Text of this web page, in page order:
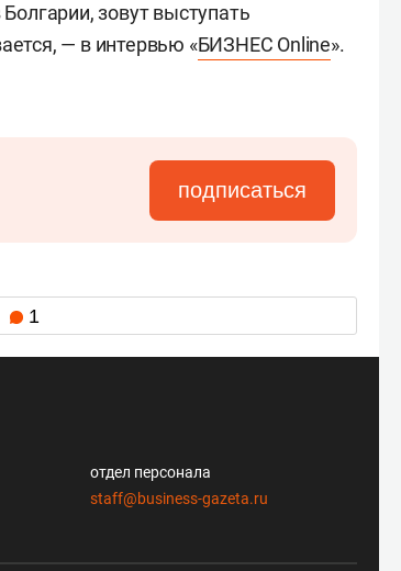
зовут выступать
— в интервью «БИЗНЕС Online».
подписаться
1
отдел персонала
staff@business-gazeta.ru